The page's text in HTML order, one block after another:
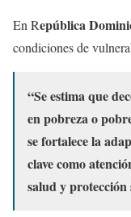
En República
condiciones de
“Se estima que
en pobreza o
se fortalece la
clave como
salud y protección